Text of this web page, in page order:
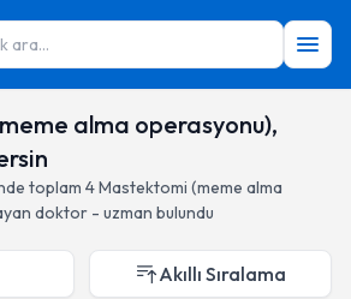
ara...
alma operasyonu),
toplam 4Mastektomi (meme alma
doktor - uzman bulundu
Akıllı Sıralama